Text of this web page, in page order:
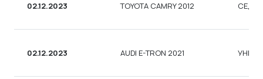
02.12.2023 TOYOTA CAMRY 2012 СЕДАН
02.12.2023 AUDI E-TRON 2021